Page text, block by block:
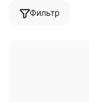
Фильтр